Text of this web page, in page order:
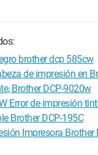
brother dcp 585cw
de impresión en
Brother DCP-9020w
Error de impresión
Brother DCP-195C
Impresora Brother